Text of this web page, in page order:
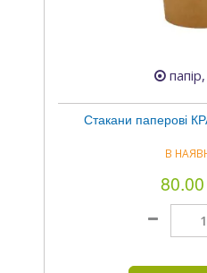
Стакани паперові
В
80.00